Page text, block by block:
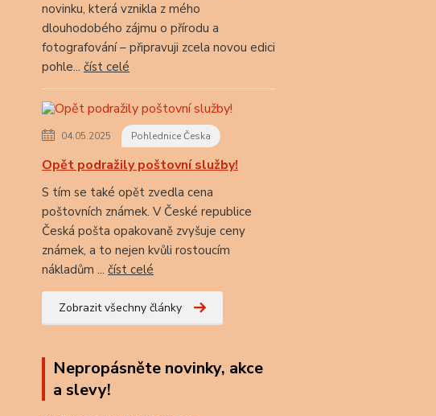
novinku, která vznikla z mého
dlouhodobého zájmu o přírodu a
fotografování – připravuji zcela novou edici
pohle... číst celé
04.05.2025 Pohlednice Česka
Opět podražily poštovní služby!
S tím se také opět zvedla cena
poštovních známek. V České republice
Česká pošta opakovaně zvyšuje ceny
známek, a to nejen kvůli rostoucím
nákladům ... číst celé
Zobrazit všechny články
Nepropásněte novinky, akce
a slevy!